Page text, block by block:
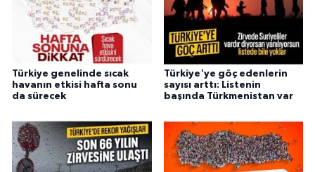
Türkiye genelinde sıcak
havanın etkisi hafta sonu
da sürecek
Türkiye'ye göç edenlerin
sayısı arttı: Listenin
başında Türkmenistan var